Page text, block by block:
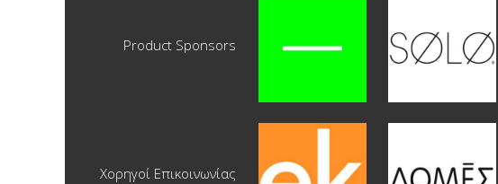
Product Sponsors
Χορηγοί Επικοινωνίας